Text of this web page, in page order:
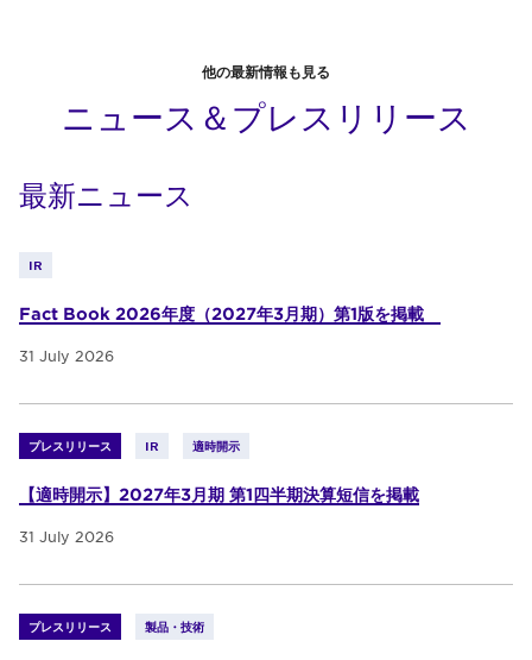
他の最新情報も見る
ニュース＆プレスリリース
最新ニュース
IR
Fact Book 2026年度（2027年3月期）第1版を掲載
31 July 2026
プレスリリース IR 適時開示
【適時開示】2027年3月期 第1四半期決算短信を掲載
31 July 2026
プレスリリース 製品・技術